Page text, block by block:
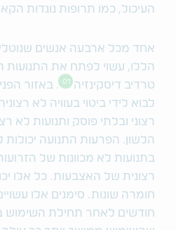
העיכול, כמו תרופות נוגדות
אחד מכל ארבעה אנשים
הללו, עשוי לפתח את התנועות
טרדיב דיסקינזיה
01 . באזור
לבוא לידי ביטוי בעוויה לא
רצוני ובלתי פוסק ותנועות לא
הלשון. הפרעות התנועה יכולות
בתנועות לא מכוונות של
רצונית של האצבעות. כל אלו
חומרה שונות. סימנים אלו
חודשים לאחר תחילת השימוש